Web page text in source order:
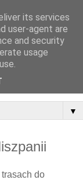
▼
do
its services
user-agent are
and security
usage